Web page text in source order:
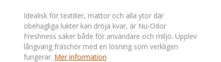
Idealisk för textilier, mattor och alla ytor där
obehagliga lukter kan dröja kvar, är Nu-Odor
Freshness säker både för användare och miljö. Upplev
långvarig fräschör med en lösning som verkligen
fungerar. Mer information